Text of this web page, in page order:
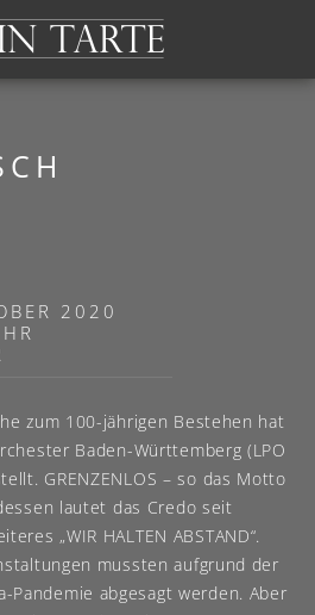
2020
zum 100-jährigen Bestehen hat
Baden-Württemberg (LPO
GRENZENLOS – so das Motto
lautet das Credo seit
„WIR HALTEN ABSTAND“.
mussten aufgrund der
Pandemie abgesagt werden. Aber